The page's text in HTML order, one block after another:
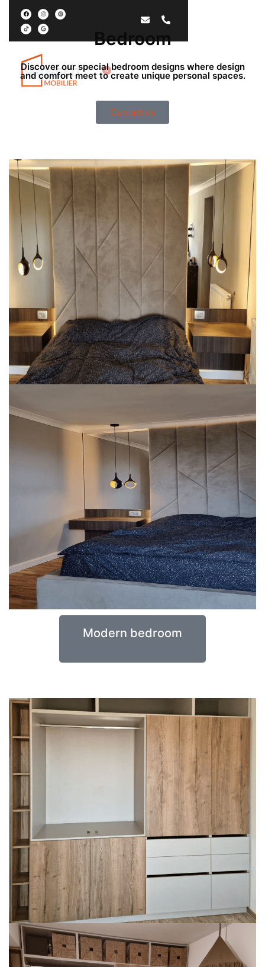
0 EN
Bedroom
Discover our special bedroom designs where design
and comfort meet to create unique personal spaces.
Contact us
Modern bedroom